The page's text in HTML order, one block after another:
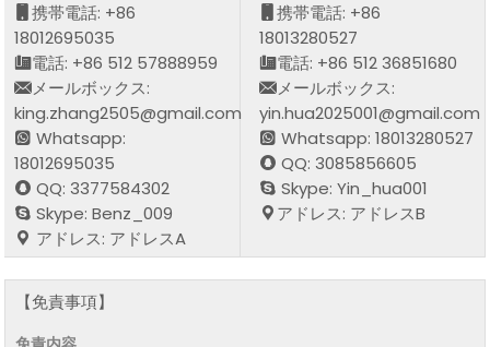
携帯電話: +86
18012695035
電話: +86 512 57888959
メールボックス:
king.zhang2505@gmail.com
Whatsapp:
18012695035
QQ: 3377584302
Skype: Benz_009
アドレス: アドレスA
携帯電話: +86
18013280527
電話: +86 512 36851680
メールボックス:
yin.hua2025001@gmail.com
Whatsapp: 18013280527
QQ: 3085856605
Skype: Yin_hua001
アドレス: アドレスB
【免責事項】